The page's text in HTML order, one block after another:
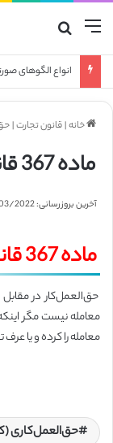
منو
انواع الگوهای
خانه|قانون تجارت|
ماده 367 قانون تجارت
آخرین بروزرسانی: 18/03/2022
ماده 367 قانون تجارت
حق‌العمل‌کار در
معامله نیست مگر
معامله را کرده و یا
حق‌العمل‌کاری